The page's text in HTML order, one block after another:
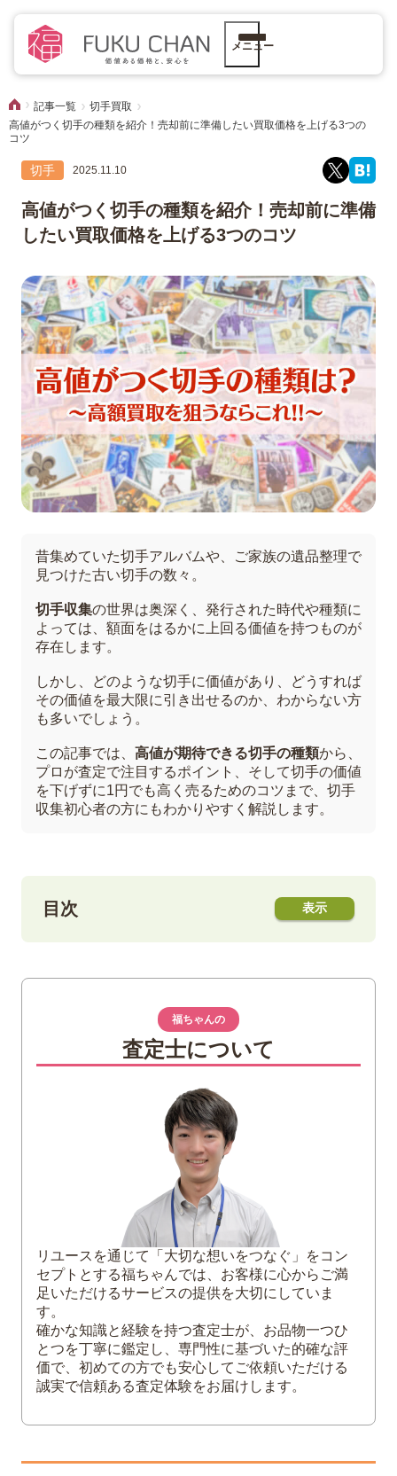
メニュー
記事一覧
切手買取
高値がつく切手の種類を紹介！売却前に準備したい買取価格を上げる3つの
コツ
切手 2025.11.10
高値がつく切手の種類を紹介！売却前に準備
したい買取価格を上げる3つのコツ
昔集めていた切手アルバムや、ご家族の遺品整理で
見つけた古い切手の数々。
切手収集の世界は奥深く、発行された時代や種類に
よっては、額面をはるかに上回る価値を持つものが
存在します。
しかし、どのような切手に価値があり、どうすれば
その価値を最大限に引き出せるのか、わからない方
も多いでしょう。
この記事では、 高値が期待できる切手の種類から、
プロが査定で注目するポイント、そして切手の価値
を下げずに1円でも高く売るためのコツまで、切手
収集初心者の方にもわかりやすく解説します。
目次
プレミア切手（見返り美人・月に雁な
中国切手（赤猿など）
記念切手・特殊切手
普通切手（エラー切手・古い年代のも
切手の価値を左右する査定ポイント
希少性（発行枚数・現存数）
保存状態（シミ・ヤケ・ヒンジ跡の有
シートかバラか
消印の有無と種類
3
切手の価値を下げない！少しでも高く売る
ためのコツ
無理に仕分けず現状のまま査定に出す
切手の保管方法を見直す
お任せください
福ちゃんの
査定士について
リユースを通じて「大切な想いをつなぐ」をコン
セプトとする福ちゃんでは、お客様に心からご満
足いただけるサービスの提供を大切にしていま
す。
確かな知識と経験を持つ査定士が、お品物一つひ
とつを丁寧に鑑定し、専門性に基づいた的確な評
価で、初めての方でも安心してご依頼いただける
誠実で信頼ある査定体験をお届けします。